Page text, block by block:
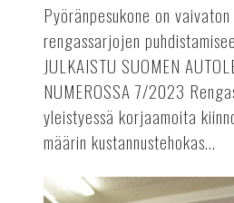
Pyöränpesukone on
rengassarjojen
JULKAISTU SUOMEN
NUMEROSSA 7/2023
yleistyessä korjaamoita
määrin kustannustehokas...
Pyöränsuuntauskäyttöön